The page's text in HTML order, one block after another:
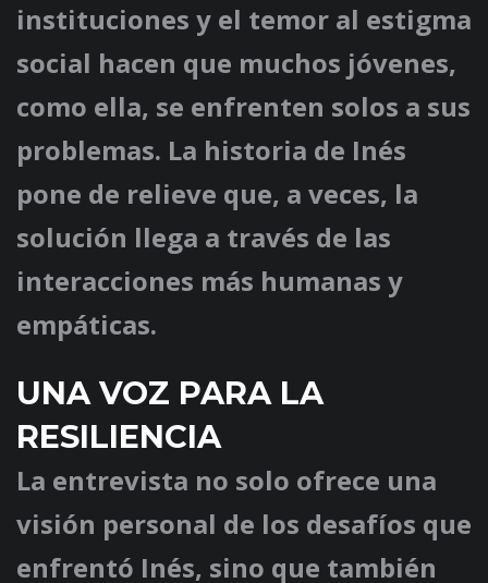
instituciones y el temor al estigma
social hacen que muchos jóvenes,
como ella, se enfrenten solos a sus
problemas. La historia de Inés
pone de relieve que, a veces, la
solución llega a través de las
interacciones más humanas y
empáticas.
UNA VOZ PARA LA
RESILIENCIA
La entrevista no solo ofrece una
visión personal de los desafíos que
enfrentó Inés, sino que también